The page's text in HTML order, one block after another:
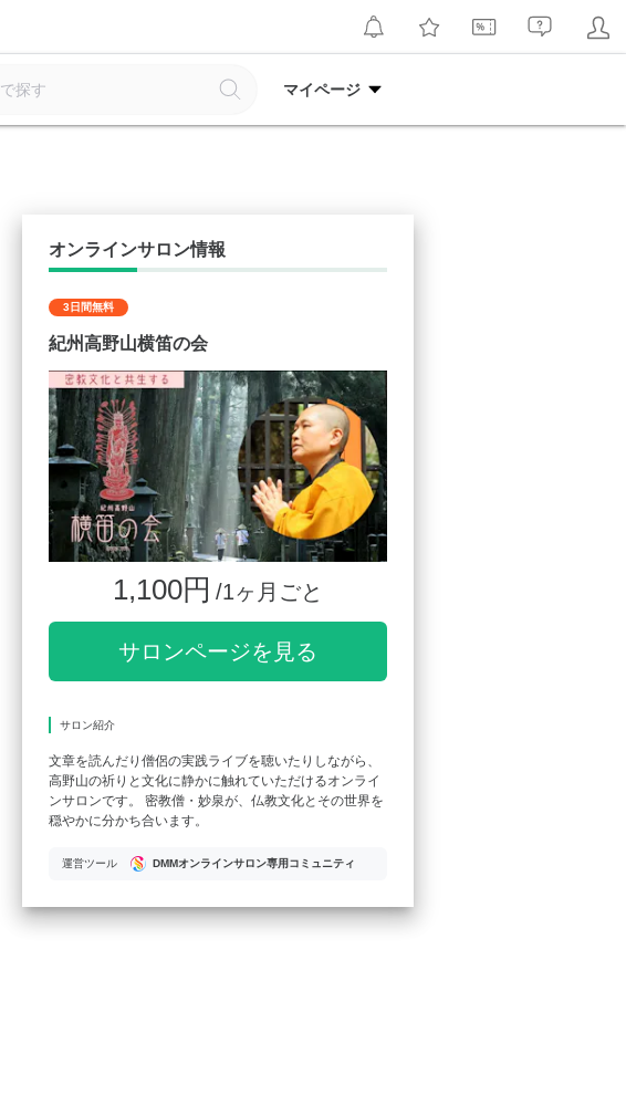
マイページ
オンラインサロン情報
3日間無料
紀州高野山横笛の会
1,100円 /1ヶ月ごと
サロンページを見る
サロン紹介
文章を読んだり僧侶の実践ライブを聴いたりしながら、
高野山の祈りと文化に静かに触れていただけるオンライ
ンサロンです。 密教僧・妙泉が、仏教文化とその世界を
穏やかに分かち合います。
運営ツール DMMオンラインサロン専用コミュニティ